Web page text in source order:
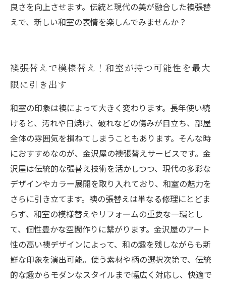
良さを向上させます。伝統と現代の美が融合した襖張替
えで、新しい和室の表情を楽しんでみませんか？
襖張替えで模様替え！和室が持つ可能性を最大
限に引き出す
和室の印象は襖によって大きく変わります。長年使い続
けると、汚れや日焼け、破れなどの傷みが目立ち、部屋
全体の雰囲気を損ねてしまうこともあります。そんな時
におすすめなのが、金沢屋の襖張替えサービスです。金
沢屋は伝統的な張替え技術を活かしつつ、現代の多彩な
デザインやカラー展開を取り入れており、和室の魅力を
さらに引き立てます。襖の張替えは単なる修理にとどま
らず、和室の模様替えやリフォームの重要な一環とし
て、個性豊かな空間作りに繋がります。金沢屋のアート
性の高い襖デザインによって、和の趣を残しながらも新
鮮な印象を演出可能。使う素材や柄の選択次第で、伝統
的な趣からモダンなスタイルまで幅広く対応し、快適で